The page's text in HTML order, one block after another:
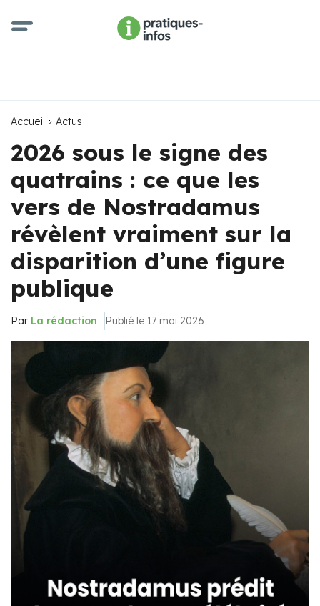
Accueil Actus
2026 sous le signe des
quatrains : ce que les
vers de Nostradamus
révèlent vraiment sur la
disparition d’une figure
publique
Par La rédaction Publié le 17 mai 2026